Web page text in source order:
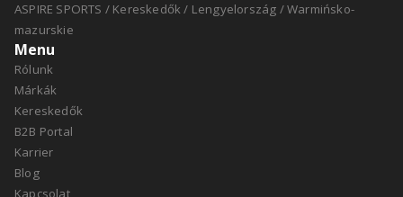
ASPIRE SPORTS / Kereskedők/ Lengyelország /Warmińsko-
mazurskie
Menu
Rólunk
Márkák
Kereskedők
B2B Portal
Karrier
Blog
Kapcsolat